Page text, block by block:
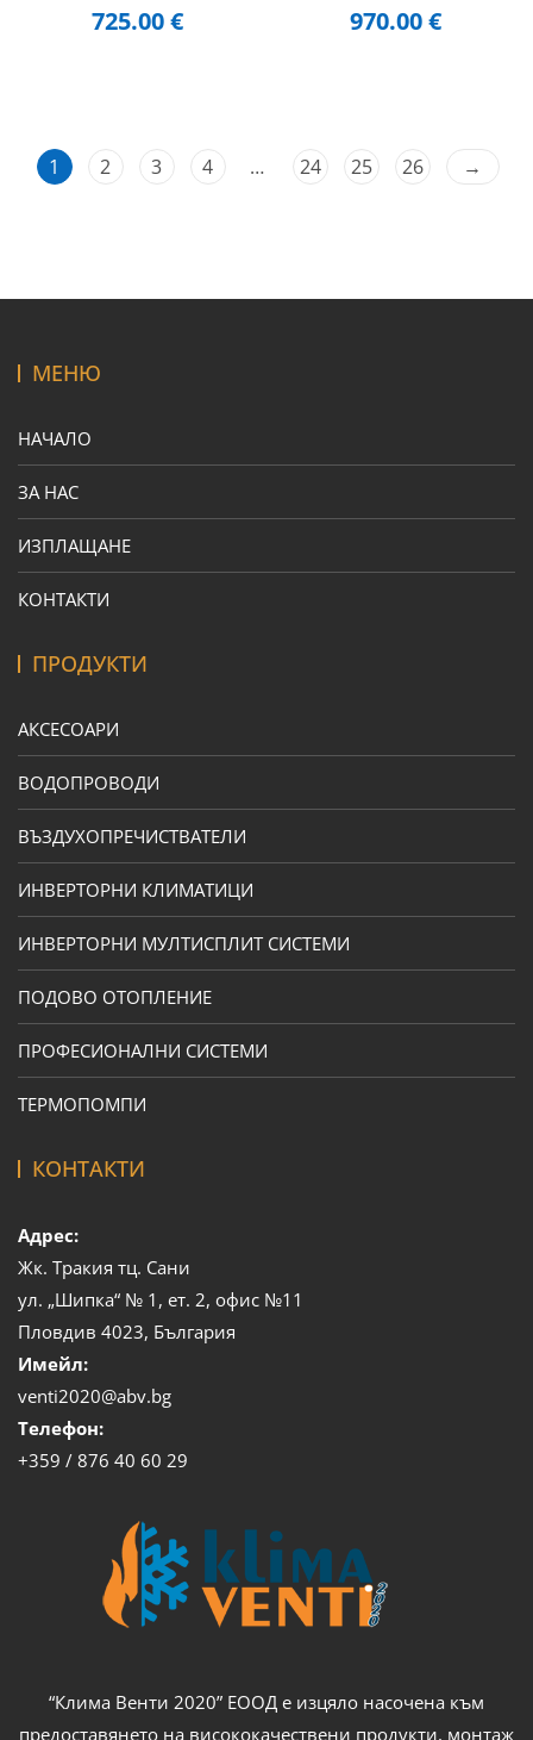
725.00€ 970.00€
1 2 3 4 … 24 25 26 →
МЕНЮ
НАЧАЛО
ЗА НАС
ИЗПЛАЩАНЕ
КОНТАКТИ
ПРОДУКТИ
АКСЕСОАРИ
ВОДОПРОВОДИ
ВЪЗДУХОПРЕЧИСТВАТЕЛИ
ИНВЕРТОРНИ КЛИМАТИЦИ
ИНВЕРТОРНИ МУЛТИСПЛИТ СИСТЕМИ
ПОДОВО ОТОПЛЕНИЕ
ПРОФЕСИОНАЛНИ СИСТЕМИ
ТЕРМОПОМПИ
КОНТАКТИ
Адрес:
Жк. Тракия тц. Сани
ул. „Шипка“ № 1, ет. 2, офис №11
Пловдив 4023, България
Имейл:
venti2020@abv.bg
Телефон:
+359 / 876 40 60 29
“Клима Венти 2020” ЕООД е изцяло насочена към
предоставянето на висококачествени продукти, монтаж